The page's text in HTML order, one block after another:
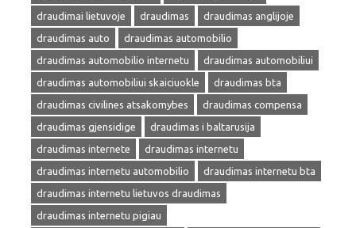
draudimai lietuvoje
draudimas
draudimas anglijoje
draudimas auto
draudimas automobilio
draudimas automobilio internetu
draudimas automobiliui
draudimas automobiliui skaiciuokle
draudimas bta
draudimas civilines atsakomybes
draudimas compensa
draudimas gjensidige
draudimas i baltarusija
draudimas internete
draudimas internetu
draudimas internetu automobilio
draudimas internetu bta
draudimas internetu lietuvos draudimas
draudimas internetu pigiau